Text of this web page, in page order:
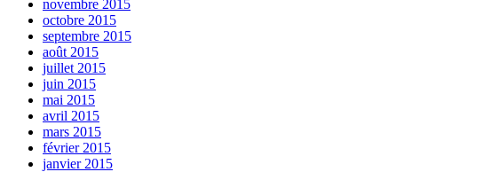
novembre 2015
octobre 2015
septembre 2015
août 2015
juillet 2015
juin 2015
mai 2015
avril 2015
mars 2015
février 2015
janvier 2015